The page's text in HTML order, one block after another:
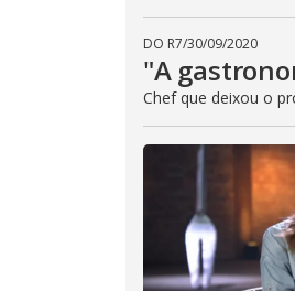
DO R7/30/09/2020
"A
Chef que deixou o